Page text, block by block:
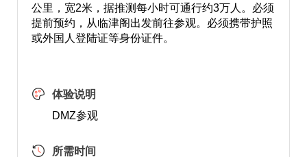
公里，宽2米，据推测每小时可通行约3万人。必须
提前预约，从临津阁出发前往参观。必须携带护照
或外国人登陆证等身份证件。
体验说明
DMZ参观
所需时间